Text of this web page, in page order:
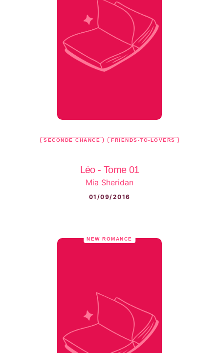
SECONDE CHANCE FRIENDS-TO-LOVERS
Léo - Tome 01
Mia Sheridan
01/09/2016
NEW ROMANCE